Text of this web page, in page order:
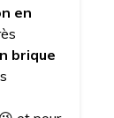
en
brique